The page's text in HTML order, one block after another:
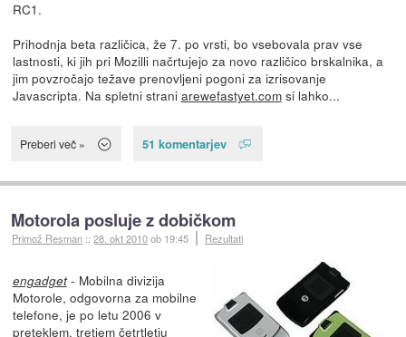
RC1.
Prihodnja beta različica, že 7. po vrsti, bo vsebovala prav vse
lastnosti, ki jih pri Mozilli načrtujejo za novo različico brskalnika, a
jim povzročajo težave prenovljeni pogoni za izrisovanje
Javascripta. Na spletni strani arewefastyet.comsi lahko...
Preberi več » 51 komentarjev
Motorola posluje z dobičkom
Primož Resman ::28. okt 2010ob 19:45 Rezultati
engadget- Mobilna divizija
Motorole, odgovorna za mobilne
telefone, je po letu 2006 v
preteklem, tretjem četrtletju